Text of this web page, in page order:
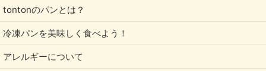
tontonのパンとは？
冷凍パンを美味しく食べよう！
アレルギーについて